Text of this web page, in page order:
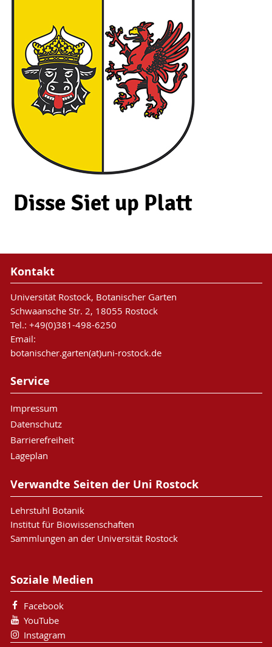
Kontakt
Universität Rostock, Botanischer Garten
Schwaansche Str. 2, 18055 Rostock
Tel.: +49(0)381-498-6250
Email:
botanischer.garten(at)uni-rostock.de
Service
Impressum
Datenschutz
Barrierefreiheit
Lageplan
Verwandte Seiten der Uni Rostock
Lehrstuhl Botanik
Institut für Biowissenschaften
Sammlungen an der Universität Rostock
Soziale Medien
Facebook
YouTube
Instagram